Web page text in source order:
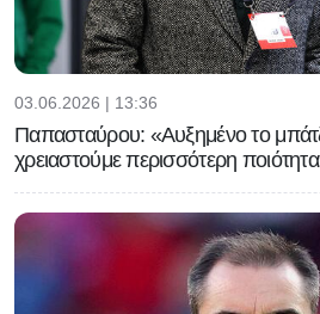
03.06.2026 | 13:36
Παπασταύρου: «Αυξημένο το
χρειαστούμε περισσότερη